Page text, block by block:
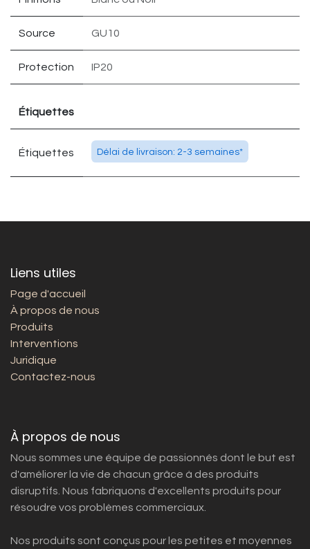
Source GU10
Protection IP20
Étiquettes
Étiquettes Délai de livraison: 2-3 semaines*
Liens utiles
Page d'accueil
À propos de nous
Produits
Interventions
Juridique
Contactez-nous
À propos de nous
Nous sommes une équipe de passionnés dont le but est
d'améliorer la vie de chacun grâce à des produits
disruptifs. Nous fabriquons d'excellents produits pour
résoudre vos problèmes commerciaux.
Nos produits sont conçus pour les petites et moyennes